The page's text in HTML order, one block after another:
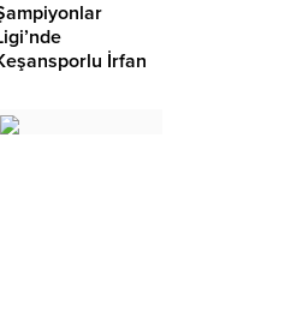
İrfan
gururlandırdı